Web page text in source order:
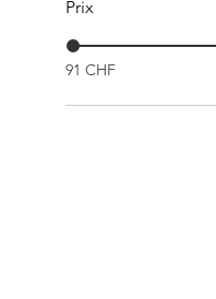
Prix
91 CHF